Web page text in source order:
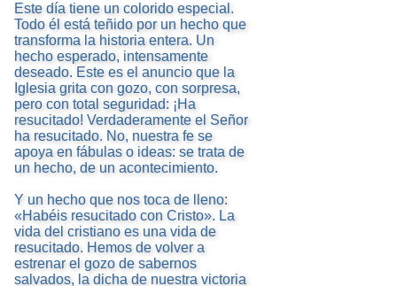
Este día tiene un colorido especial.
Todo él está teñido por un hecho que
transforma la historia entera. Un
hecho esperado, intensamente
deseado. Este es el anuncio que la
Iglesia grita con gozo, con sorpresa,
pero con total seguridad: ¡Ha
resucitado! Verdaderamente el Señor
ha resucitado. No, nuestra fe se
apoya en fábulas o ideas: se trata de
un hecho, de un acontecimiento.
Y un hecho que nos toca de lleno:
«Habéis resucitado con Cristo». La
vida del cristiano es una vida de
resucitado. Hemos de volver a
estrenar el gozo de sabernos
salvados, la dicha de nuestra victoria